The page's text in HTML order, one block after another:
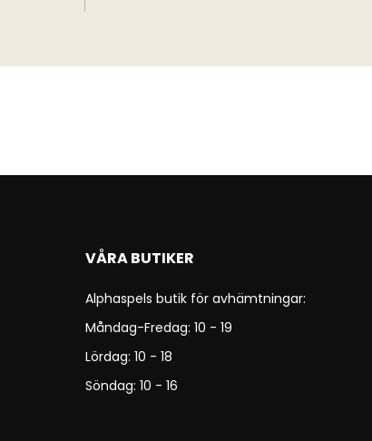
VÅRA BUTIKER
Alphaspels butik för avhämtningar:
Måndag-Fredag: 10 - 19
Lördag: 10 - 18
Söndag: 10 - 16